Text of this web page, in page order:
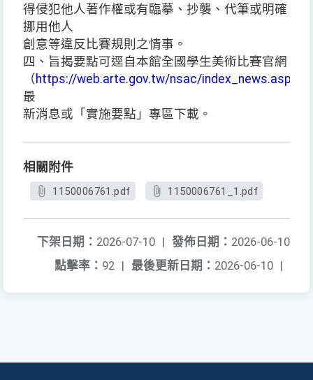
得侵犯他人著作權或有臨摹、抄襲、代筆或明確
挪用他人
創意等違反比賽規則之情事。
四、旨揭要點可逕自本館全國學生美術比賽官網
（ https://web.arte.gov.tw/nsac/index_news.aspx
最
新消息或「實施要點」專區下載。
相關附件
1150006761.pdf 1150006761_1.pdf
發佈日期： 2026-06-10
下架日期： 2026-07-10 |
最後更新日期： 2026-06-10 |
點擊率： 92 |